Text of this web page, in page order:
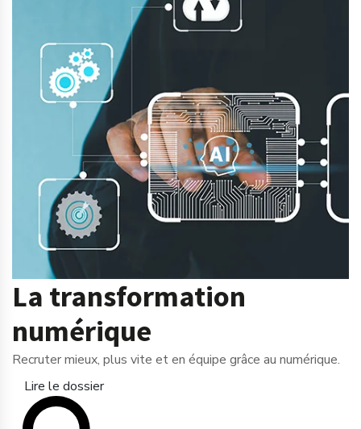
La transformation
numérique
Recruter mieux, plus vite et en équipe grâce au numérique.
Lire le dossier